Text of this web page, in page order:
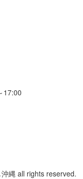
17:00
縄 all rights reserved.